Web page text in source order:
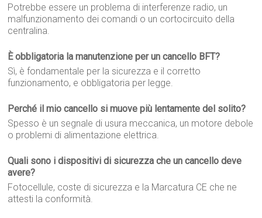
Potrebbe essere un problema di interferenze radio, un
malfunzionamento dei comandi o un cortocircuito della
centralina.
È obbligatoria la manutenzione per un cancello BFT?
Sì, è fondamentale per la sicurezza e il corretto
funzionamento, e obbligatoria per legge.
Perché il mio cancello si muove più lentamente del solito?
Spesso è un segnale di usura meccanica, un motore debole
o problemi di alimentazione elettrica.
Quali sono i dispositivi di sicurezza che un cancello deve
avere?
Fotocellule, coste di sicurezza e la Marcatura CE che ne
attesti la conformità.